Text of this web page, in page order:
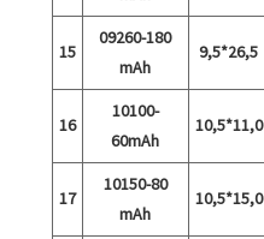
15
09260-180
mAh
9,5*26,5
16
10100-
60mAh
10,5*11,0
17
10150-80
mAh
10,5*15,0